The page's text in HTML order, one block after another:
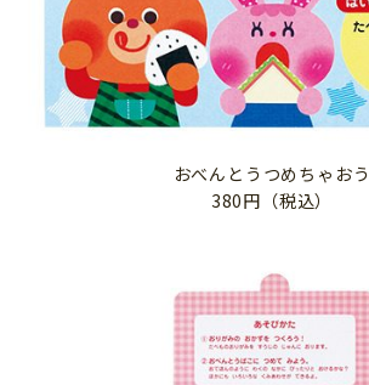
おべんとうつめちゃおう
380円（税込）